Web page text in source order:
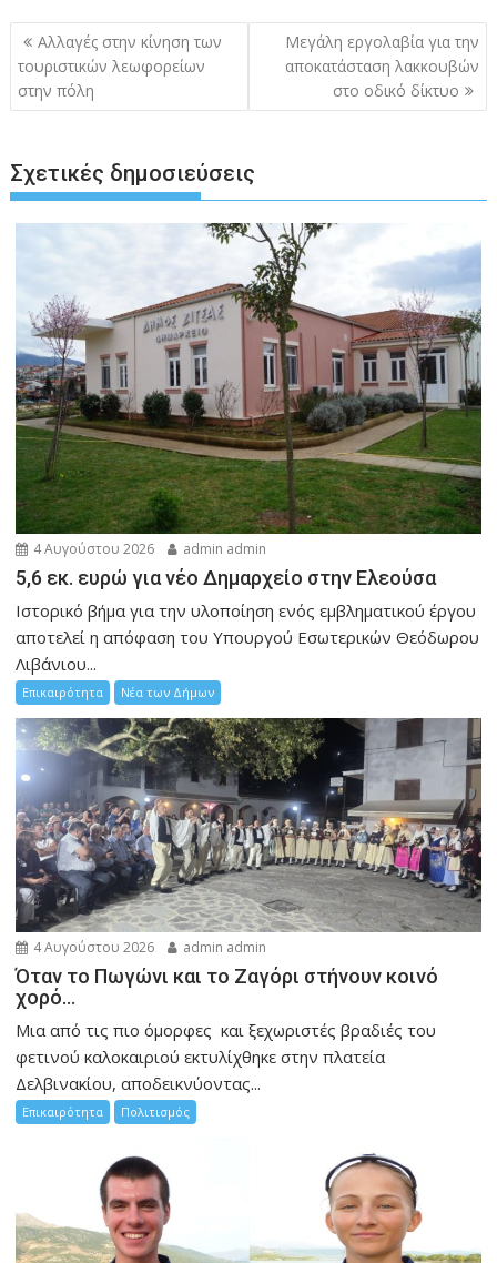
Πλοήγηση
άρθρων
Αλλαγές στην κίνηση των
τουριστικών λεωφορείων
στην πόλη
Μεγάλη εργολαβία για την
αποκατάσταση λακκουβών
στο οδικό δίκτυο
Σχετικές δημοσιεύσεις
4 Αυγούστου 2026 admin admin
5,6 εκ. ευρώ για νέο Δημαρχείο στην Ελεούσα
Ιστορικό βήμα για την υλοποίηση ενός εμβληματικού έργου
αποτελεί η απόφαση του Υπουργού Εσωτερικών Θεόδωρου
Λιβάνιου...
Επικαιρότητα Νέα των Δήμων
4 Αυγούστου 2026 admin admin
Όταν το Πωγώνι και το Ζαγόρι στήνουν κοινό
χορό…
Μια από τις πιο όμορφες και ξεχωριστές βραδιές του
φετινού καλοκαιριού εκτυλίχθηκε στην πλατεία
Δελβινακίου, αποδεικνύοντας...
Επικαιρότητα Πολιτισμός